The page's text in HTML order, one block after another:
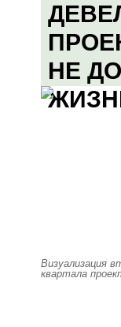
НЕ
Визуализация
квартала